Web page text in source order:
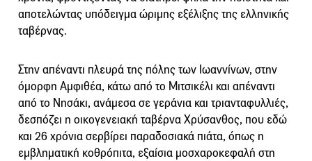
αποτελώντας υπόδειγμα ώριμης εξέλιξης της ελληνικής
ταβέρνας.
Στην απέναντι πλευρά της πόλης των Ιωαννίνων, στην
όμορφη Αμφιθέα, κάτω από το Μιτσικέλι και απέναντι
από το Νησάκι, ανάμεσα σε γεράνια και τριανταφυλλιές,
δεσπόζει η οικογενειακή ταβέρνα Χρύσανθος, που εδώ
και 26 χρόνια σερβίρει παραδοσιακά πιάτα, όπως η
εμβληματική κοθρόπιτα, εξαίσια μοσχαροκεφαλή στη